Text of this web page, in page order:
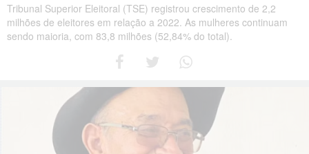
Tribunal Superior Eleitoral (TSE) registrou crescimento de 2,2
milhões de eleitores em relação a 2022. As mulheres continuam
sendo maioria, com 83,8 milhões (52,84% do total).